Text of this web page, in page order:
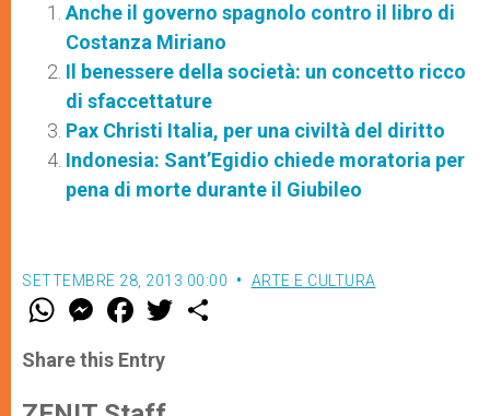
Anche il governo spagnolo contro il libro di
Costanza Miriano
Il benessere della società: un concetto ricco
di sfaccettature
Pax Christi Italia, per una civiltà del diritto
Indonesia: Sant’Egidio chiede moratoria per
pena di morte durante il Giubileo
SETTEMBRE 28, 2013 00:00 ARTE E CULTURA
W
t
s
p
M
e
s
e
g
F
a
e
b
o
w
Share this Entry